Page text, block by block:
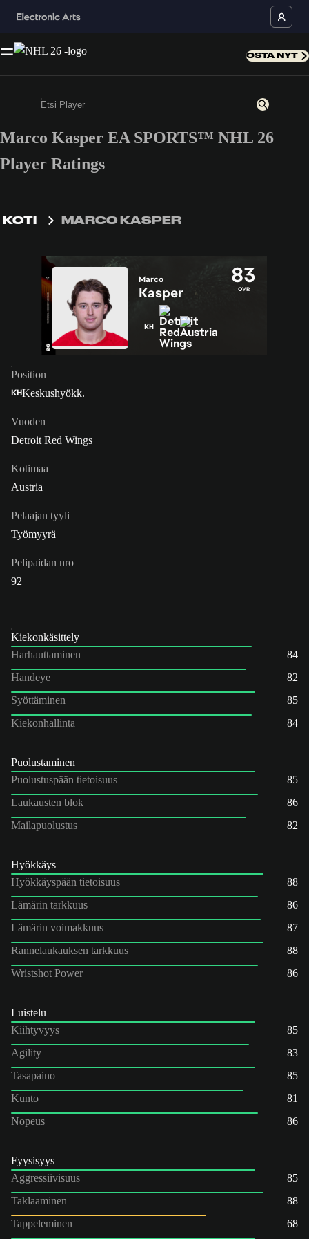
OSTA NYT
Kirjoita vähintään kolme merkkiä tai numeroa
Marco Kasper EA SPORTS™ NHL 26
Player Ratings
KOTI MARCO KASPER
83
OVR
Marco
Kasper
KH
Position
KHKeskushyökk.
Vuoden
Detroit Red Wings
Kotimaa
Austria
Pelaajan tyyli
Työmyyrä
Pelipaidan nro
92
Kiekonkäsittely
Harhauttaminen
84
Handeye
82
Syöttäminen
85
Kiekonhallinta
84
Puolustaminen
Puolustuspään tietoisuus
85
Laukausten blok
86
Mailapuolustus
82
Hyökkäys
Hyökkäyspään tietoisuus
88
Lämärin tarkkuus
86
Lämärin voimakkuus
87
Rannelaukauksen tarkkuus
88
Wristshot Power
86
Luistelu
Kiihtyvyys
85
Agility
83
Tasapaino
85
Kunto
81
Nopeus
86
Fyysisyys
Aggressiivisuus
85
Taklaaminen
88
Tappeleminen
68